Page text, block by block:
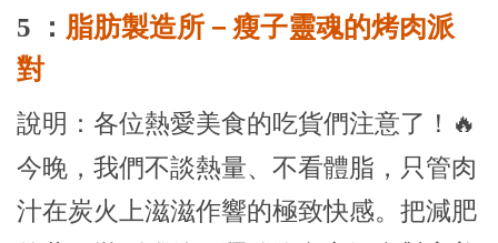
5 ： 脂肪製造所－瘦子靈魂的烤肉派
對
說明：各位熱愛美食的吃貨們注意了！🔥
今晚，我們不談熱量、不看體脂，只管肉
汁在炭火上滋滋作響的極致快感。把減肥